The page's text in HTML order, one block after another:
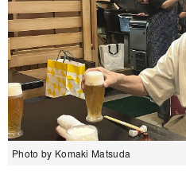
Photo by Komaki Matsuda